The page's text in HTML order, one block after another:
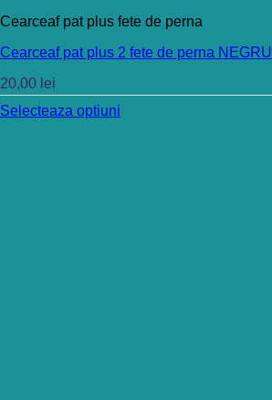
Cearceaf pat plus fete de perna
Cearceaf pat plus 2 fete de perna NEGRU
20,00 lei
Selecteaza optiuni